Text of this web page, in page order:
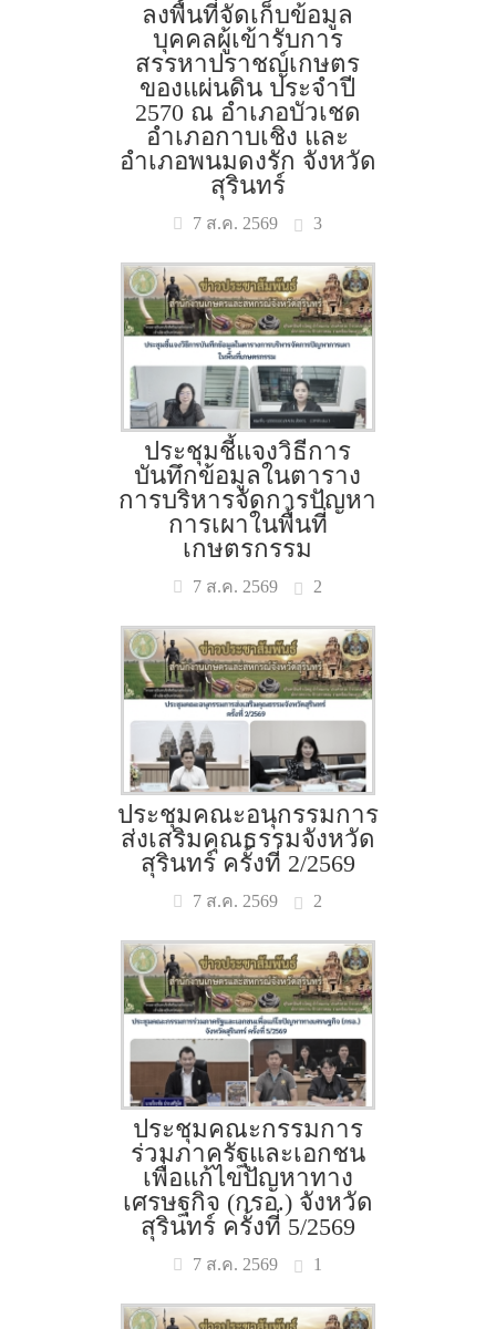
ลงพื้นที่จัดเก็บข้อมูล
บุคคลผู้เข้ารับการ
สรรหาปราชญ์เกษตร
ของแผ่นดิน ประจำปี
2570 ณ อำเภอบัวเชด
อำเภอกาบเชิง และ
อำเภอพนมดงรัก จังหวัด
สุรินทร์
7 ส.ค. 2569 3
ประชุมชี้แจงวิธีการ
บันทึกข้อมูลในตาราง
การบริหารจัดการปัญหา
การเผาในพื้นที่
เกษตรกรรม
7 ส.ค. 2569 2
ประชุมคณะอนุกรรมการ
ส่งเสริมคุณธรรมจังหวัด
สุรินทร์ ครั้งที่ 2/2569
7 ส.ค. 2569 2
ประชุมคณะกรรมการ
ร่วมภาครัฐและเอกชน
เพื่อแก้ไขปัญหาทาง
เศรษฐกิจ (กรอ.) จังหวัด
สุรินทร์ ครั้งที่ 5/2569
7 ส.ค. 2569 1